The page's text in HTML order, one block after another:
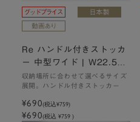
Re ハンドル付きストッカ
ー 中型ワイド | W22.5×
D29×H20cm
収納場所に合わせて選べるサイズ
展開。ハンドル付きストッカー
¥690(税込¥759)
¥690(税込 ¥759 )